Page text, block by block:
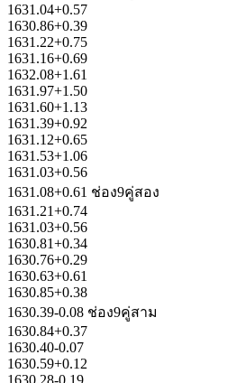
1631.04+0.57
1630.86+0.39
1631.22+0.75
1631.16+0.69
1632.08+1.61
1631.97+1.50
1631.60+1.13
1631.39+0.92
1631.12+0.65
1631.53+1.06
1631.03+0.56
1631.08+0.61 ช่อง9คู่สอง
1631.21+0.74
1631.03+0.56
1630.81+0.34
1630.76+0.29
1630.63+0.61
1630.85+0.38
1630.39-0.08 ช่อง9คู่สาม
1630.84+0.37
1630.40-0.07
1630.59+0.12
1630.28-0.19